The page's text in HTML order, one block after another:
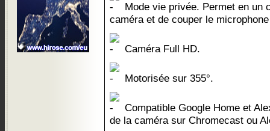
Mode vie privée. Permet en un
caméra et de couper le
Caméra Full HD.
Motorisée sur 355°.
Compatible Google Home et
de la caméra sur Chromecast ou